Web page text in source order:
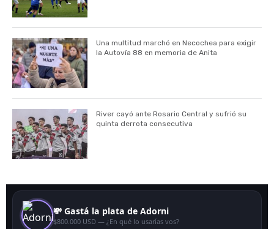
Una multitud marchó en Necochea para exigir
la Autovía 88 en memoria de Anita
River cayó ante Rosario Central y sufrió su
quinta derrota consecutiva